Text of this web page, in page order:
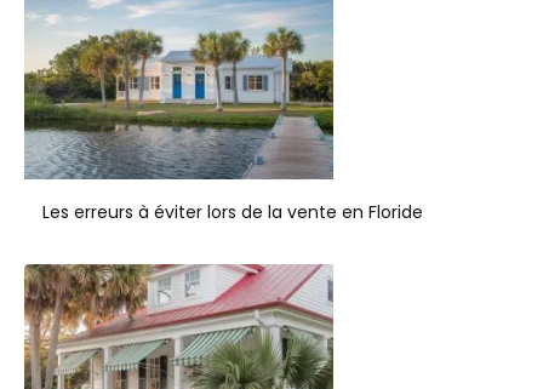
Les erreurs à éviter lors de la vente en Floride